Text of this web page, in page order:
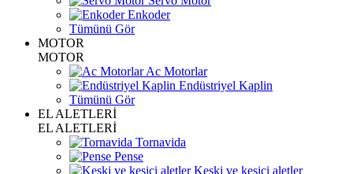
Enkoder
Tümünü Gör
MOTOR
MOTOR
Ac Motorlar
Endüstriyel Kaplin
Tümünü Gör
EL ALETLERİ
EL ALETLERİ
Tornavida
Pense
Keski ve kesici aletler